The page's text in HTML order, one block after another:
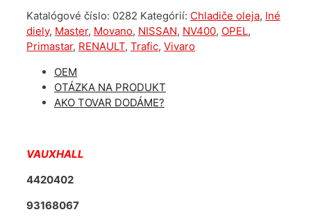
Renault
Nissan
Opel
2.3dci
8201005241
Katalógové číslo: 0282 Kategórií: Chladiče oleja, Iné
diely, Master, Movano, NISSAN, NV400, OPEL,
Primastar, RENAULT, Trafic, Vivaro
OEM
OTÁZKA NA PRODUKT
AKO TOVAR DODÁME?
VAUXHALL
4420402
93168067